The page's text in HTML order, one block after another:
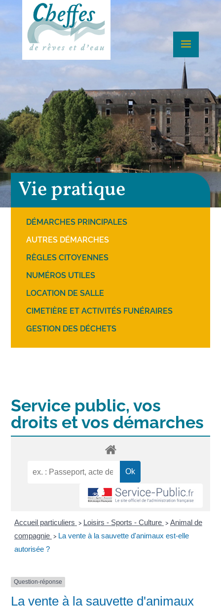
Vie pratique
DÉMARCHES PRINCIPALES
AUTRES DÉMARCHES
RÈGLES CITOYENNES
NUMÉROS UTILES
LOCATION DE SALLE
CIMETIÈRE ET ACTIVITÉS FUNÉRAIRES
GESTION DES DÉCHETS
Service public, vos
droits et vos démarches
Accueil particuliers > Loisirs - Sports - Culture > Animal de
compagnie > La vente à la sauvette d'animaux est-elle
autorisée ?
Question-réponse
La vente à la sauvette d'animaux